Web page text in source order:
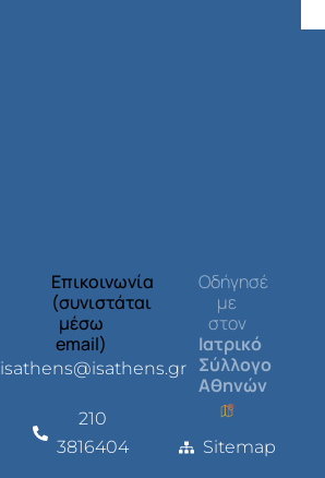
Επικοινωνία
(συνιστάται
μέσω
email)
isathens@isathens.gr
210
3816404
Οδήγησέ
με
στον
Ιατρικό
Σύλλογο
Αθηνών
Sitemap